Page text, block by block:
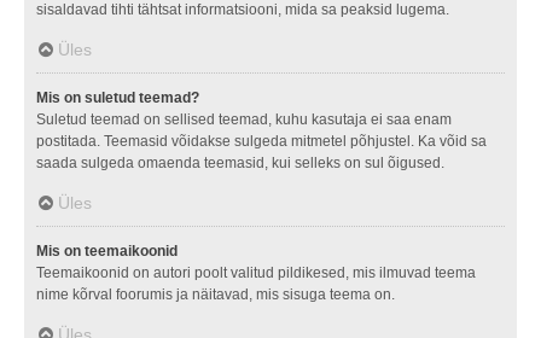
sisaldavad tihti tähtsat informatsiooni, mida sa peaksid lugema.
Üles
Mis on suletud teemad?
Suletud teemad on sellised teemad, kuhu kasutaja ei saa enam
postitada. Teemasid võidakse sulgeda mitmetel põhjustel. Ka võid sa
saada sulgeda omaenda teemasid, kui selleks on sul õigused.
Üles
Mis on teemaikoonid
Teemaikoonid on autori poolt valitud pildikesed, mis ilmuvad teema
nime kõrval foorumis ja näitavad, mis sisuga teema on.